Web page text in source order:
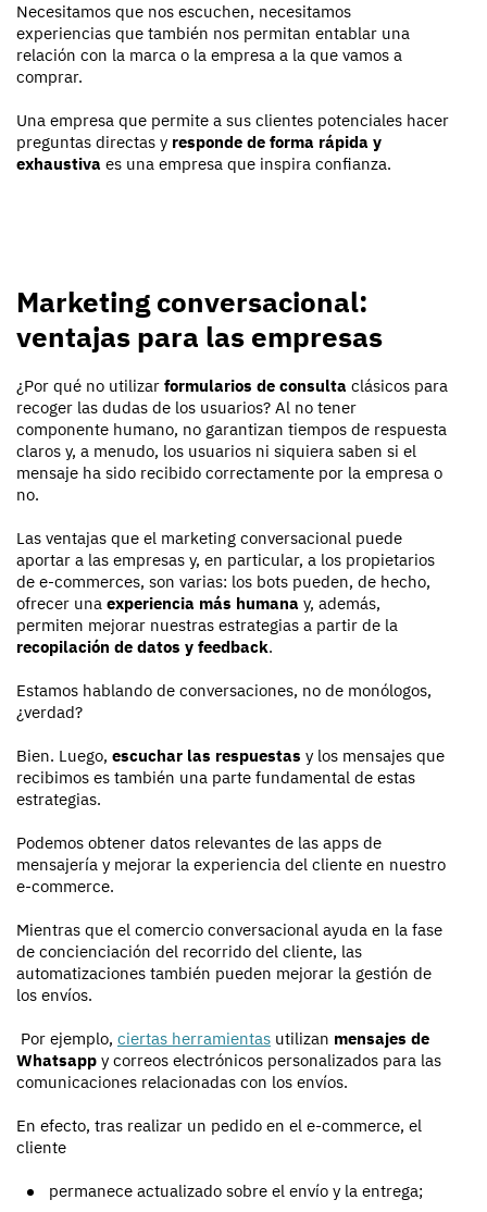
Necesitamos que nos escuchen, necesitamos
experiencias que también nos permitan entablar una
relación con la marca o la empresa a la que vamos a
comprar.
Una empresa que permite a sus clientes potenciales hacer
preguntas directas y responde de forma rápida y
exhaustiva es una empresa que inspira confianza.
Marketing conversacional:
ventajas para las empresas
¿Por qué no utilizar formularios de consulta clásicos para
recoger las dudas de los usuarios? Al no tener
componente humano, no garantizan tiempos de respuesta
claros y, a menudo, los usuarios ni siquiera saben si el
mensaje ha sido recibido correctamente por la empresa o
no.
Las ventajas que el marketing conversacional puede
aportar a las empresas y, en particular, a los propietarios
de e-commerces, son varias: los bots pueden, de hecho,
ofrecer una experiencia más humana y, además,
permiten mejorar nuestras estrategias a partir de la
recopilación de datos y feedback.
Estamos hablando de conversaciones, no de monólogos,
¿verdad?
Bien. Luego, escuchar las respuestas y los mensajes que
recibimos es también una parte fundamental de estas
estrategias.
Podemos obtener datos relevantes de las apps de
mensajería y mejorar la experiencia del cliente en nuestro
e-commerce.
Mientras que el comercio conversacional ayuda en la fase
de concienciación del recorrido del cliente, las
automatizaciones también pueden mejorar la gestión de
los envíos.
Por ejemplo, ciertas herramientas utilizan mensajes de
Whatsapp y correos electrónicos personalizados para las
comunicaciones relacionadas con los envíos.
En efecto, tras realizar un pedido en el e-commerce, el
cliente
permanece actualizado sobre el envío y la entrega;